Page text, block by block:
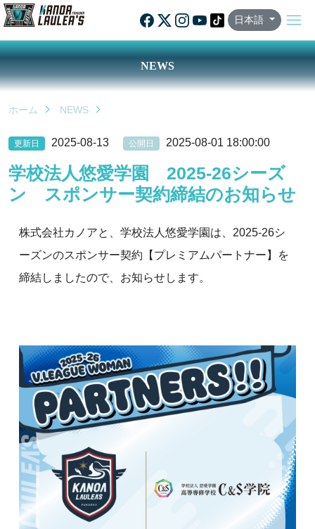
日本語
NEWS
ホーム NEWS
更新日 2025-08-13 公開日 2025-08-01 18:00:00
学校法人悠愛学園 2025-26シーズ
ン スポンサー契約締結のお知らせ
株式会社カノアと、学校法人悠愛学園は、2025-26シ
ーズンのスポンサー契約【プレミアムパートナー】を
締結しましたので、お知らせします。